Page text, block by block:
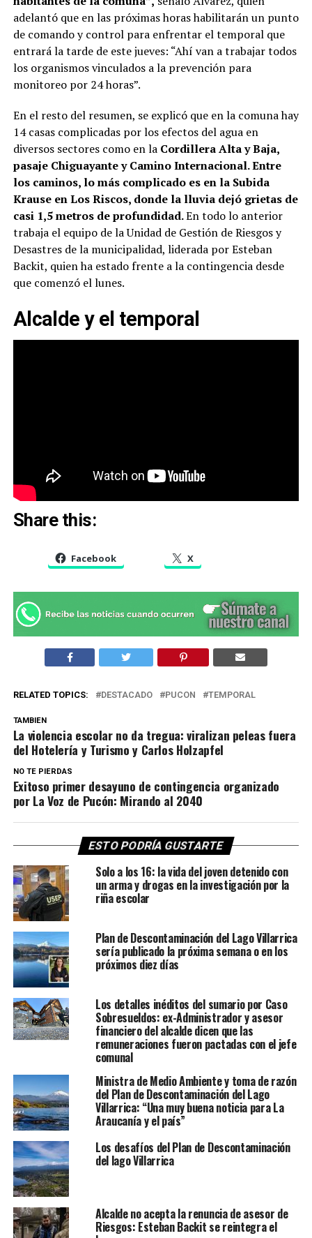
adelantó que en las próximas horas habilitarán un punto
de comando y control para enfrentar el temporal que
entrará la tarde de este jueves: “Ahí van a trabajar todos
los organismos vinculados a la prevención para
monitoreo por 24 horas”.
En el resto del resumen, se explicó que en la comuna hay
14 casas complicadas por los efectos del agua en
diversos sectores como en la Cordillera Alta y Baja,
pasaje Chiguayante y Camino Internacional. Entre
los caminos, lo más complicado es en la Subida
Krause en Los Riscos, donde la lluvia dejó grietas de
casi 1,5 metros de profundidad.En todo lo anterior
trabaja el equipo de la Unidad de Gestión de Riesgos y
Desastres de la municipalidad, liderada por Esteban
Backit, quien ha estado frente a la contingencia desde
que comenzó el lunes.
Alcalde y el temporal
Share this:
Facebook X
RELATED TOPICS: DESTACADO PUCON TEMPORAL
TAMBIEN
La violencia escolar no da tregua: viralizan peleas fuera
del Hotelería y Turismo y Carlos Holzapfel
NO TE PIERDAS
Exitoso primer desayuno de contingencia organizado
por La Voz de Pucón: Mirando al 2040
ESTO PODRÍA GUSTARTE
Solo a los 16: la vida del joven detenido con
un arma y drogas en la investigación por la
riña escolar
Plan de Descontaminación del Lago Villarrica
sería publicado la próxima semana o en los
próximos diez días
Los detalles inéditos del sumario por Caso
Sobresueldos: ex-Administrador y asesor
financiero del alcalde dicen que las
remuneraciones fueron pactadas con el jefe
comunal
Ministra de Medio Ambiente y toma de razón
del Plan de Descontaminación del Lago
Villarrica: “Una muy buena noticia para La
Araucanía y el país”
Los desafíos del Plan de Descontaminación
del lago Villarrica
Alcalde no acepta la renuncia de asesor de
Riesgos: Esteban Backit se reintegra el